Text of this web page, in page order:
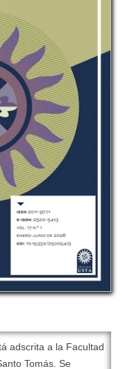
Rico Bonilla
adscrita a la Facultad
Tomás. Se